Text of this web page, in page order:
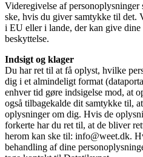
Videregivelse af
ske, hvis du giver samtykke til det.
i EU eller i lande, der kan give
beskyttelse.
Indsigt og klager
Du har ret til at få oplyst, hvilke
dig i et almindeligt format
enhver tid gøre indsigelse mod, at
også tilbagekalde dit samtykke til,
oplysninger om dig. Hvis de
forkerte har du ret til, at de bliver
herom kan ske til: info@weet.dk.
behandling af dine